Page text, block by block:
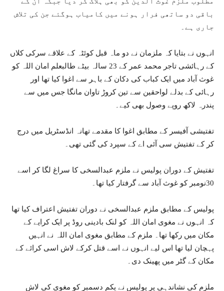
باقی دو ساتھی فرار ہونے میں کامیاب ہوگئے جن کی تلاش
جاری ہے۔
انہوں نے بتایا کہ ملزمان نے دو ماہ قبل کوئٹہ کے علاقے سرکی کلاں
کے رہائشی تاجر محمد عمر کے 23 سالہ بیٹے طالبعلم امان اللہ کو
غوث آباد میں ایک کباب کی دکان کے باہر سے اغوا کیا تھا اور
رہائی کے بدلے لواحقین سے تین کروڑ تاوان مانگا جس میں سے
پندرہ لاکھ روپے وصول بھی کیے۔
تفتیشی آفیسر کے مطابق اغوا کا مقدمے تھانہ انڈسٹریل میں درج
کر کے تفتیش سی آئی اے کے سپرد کی گئی تھی۔
تفتیش کے دوران پولیس نے ملزم عبدالسخی کا سراغ لگا کر اسے
30نومبر کو غوث آباد سے گرفتار کیا تھا۔
پولیس کے مطابق ملزم عبدالسخی نے دوران تفتیش اعتراف کیا تھا
کہ انہوں نے مغوی امان اللہ کو لنک بادینی روڈ پر ایک کرایے کے
مکان میں رکھا تھا۔ ملزم کے مطابق مغوی امان اللہ نے انہیں
پہچان لیا تھا اس لیے انہوں نے اسے قتل کرکے لاش اسی کرائے کے
مکان کے گٹر میں پھینک دی۔
ملزم کی نشاندہی پر پولیس نے یکم دسمبر کو مغوی کی لاش